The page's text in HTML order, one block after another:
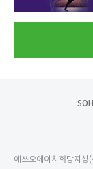
에쓰오에이치희망지성(